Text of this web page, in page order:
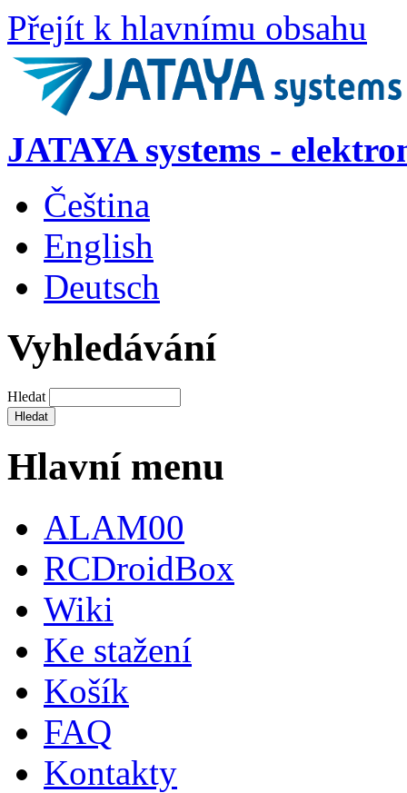
Přejít k hlavnímu obsahu
JATAYA systems -
Čeština
English
Deutsch
Vyhledávání
Hledat
Hlavní menu
ALAM00
RCDroidBox
Wiki
Ke stažení
Košík
FAQ
Kontakty